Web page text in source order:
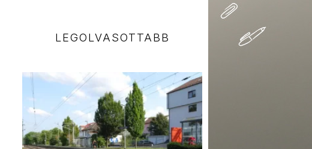
LEGOLVASOTTABB